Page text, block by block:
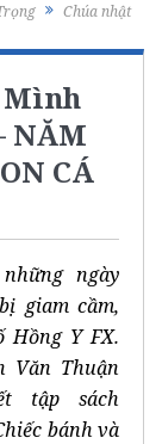
Chúa nhật
NĂM
CÁ
ngày
giam cầm,
Hồng Y FX.
Văn Thuận
tập sách
bánh và